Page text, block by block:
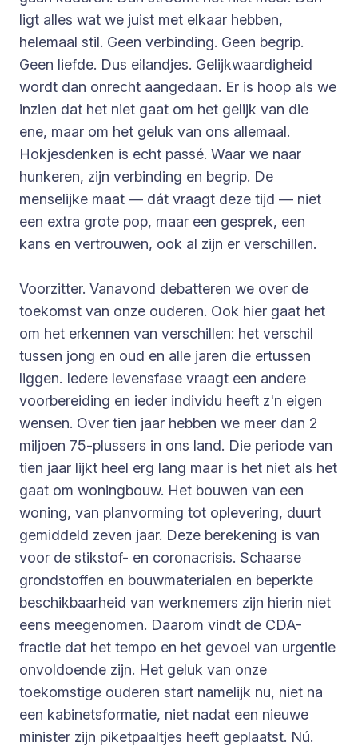
ligt alles wat we juist met elkaar hebben,
helemaal stil. Geen verbinding. Geen begrip.
Geen liefde. Dus eilandjes. Gelijkwaardigheid
wordt dan onrecht aangedaan. Er is hoop als we
inzien dat het niet gaat om het gelijk van die
ene, maar om het geluk van ons allemaal.
Hokjesdenken is echt passé. Waar we naar
hunkeren, zijn verbinding en begrip. De
menselijke maat — dát vraagt deze tijd — niet
een extra grote pop, maar een gesprek, een
kans en vertrouwen, ook al zijn er verschillen.
Voorzitter. Vanavond debatteren we over de
toekomst van onze ouderen. Ook hier gaat het
om het erkennen van verschillen: het verschil
tussen jong en oud en alle jaren die ertussen
liggen. Iedere levensfase vraagt een andere
voorbereiding en ieder individu heeft z'n eigen
wensen. Over tien jaar hebben we meer dan 2
miljoen 75-plussers in ons land. Die periode van
tien jaar lijkt heel erg lang maar is het niet als het
gaat om woningbouw. Het bouwen van een
woning, van planvorming tot oplevering, duurt
gemiddeld zeven jaar. Deze berekening is van
voor de stikstof- en coronacrisis. Schaarse
grondstoffen en bouwmaterialen en beperkte
beschikbaarheid van werknemers zijn hierin niet
eens meegenomen. Daarom vindt de CDA-
fractie dat het tempo en het gevoel van urgentie
onvoldoende zijn. Het geluk van onze
toekomstige ouderen start namelijk nu, niet na
een kabinetsformatie, niet nadat een nieuwe
minister zijn piketpaaltjes heeft geplaatst. Nú.